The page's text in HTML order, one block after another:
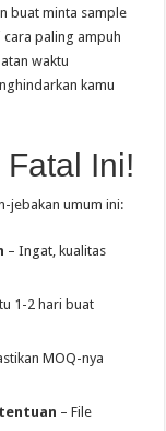
buat minta sample
cara paling ampuh
waktu
kamu
Ini!
jebakan umum ini:
– Ingat, kualitas
1-2 hari buat
MOQ-nya
– File